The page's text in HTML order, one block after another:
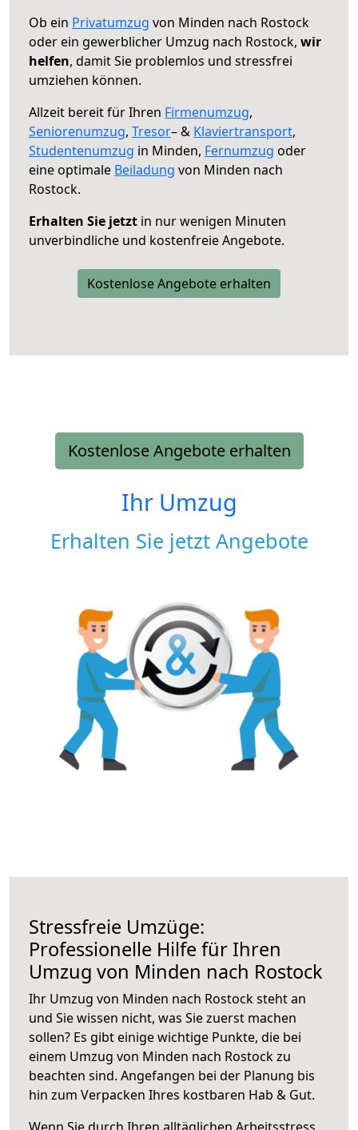
Ob ein Privatumzug von Minden nach Rostock
oder ein gewerblicher Umzug nach Rostock, wir
helfen, damit Sie problemlos und stressfrei
umziehen können.
Allzeit bereit für Ihren Firmenumzug,
Seniorenumzug, Tresor– & Klaviertransport,
Studentenumzug in Minden, Fernumzug oder
eine optimale Beiladung von Minden nach
Rostock.
Erhalten Sie jetzt in nur wenigen Minuten
unverbindliche und kostenfreie Angebote.
Kostenlose Angebote erhalten
Kostenlose Angebote erhalten
Ihr Umzug
Erhalten Sie jetzt Angebote
Stressfreie Umzüge:
Professionelle Hilfe für Ihren
Umzug von Minden nach Rostock
Ihr Umzug von Minden nach Rostock steht an
und Sie wissen nicht, was Sie zuerst machen
sollen? Es gibt einige wichtige Punkte, die bei
einem Umzug von Minden nach Rostock zu
beachten sind. Angefangen bei der Planung bis
hin zum Verpacken Ihres kostbaren Hab & Gut.